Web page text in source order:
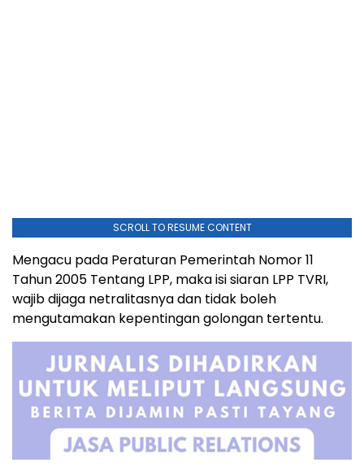
SCROLL TO RESUME CONTENT
Mengacu pada Peraturan Pemerintah Nomor 11
Tahun 2005 Tentang LPP, maka isi siaran LPP TVRI,
wajib dijaga netralitasnya dan tidak boleh
mengutamakan kepentingan golongan tertentu.